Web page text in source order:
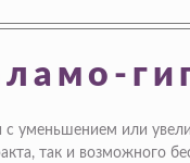
уменьшением или
так и возможного